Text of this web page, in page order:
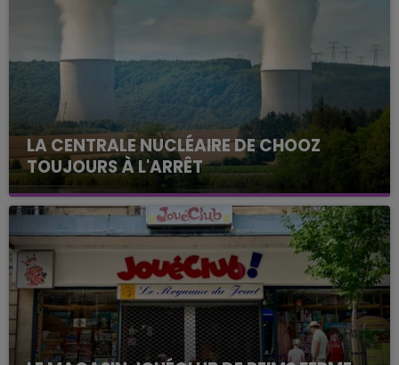
LA CENTRALE NUCLÉAIRE DE CHOOZ
TOUJOURS À L'ARRÊT
Cela fait déjà une semaine que la centrale
nucléaire ardennaise est à l'arrêt. Une situation
justifiée par la sécheresse intense qui est toujours
présente.